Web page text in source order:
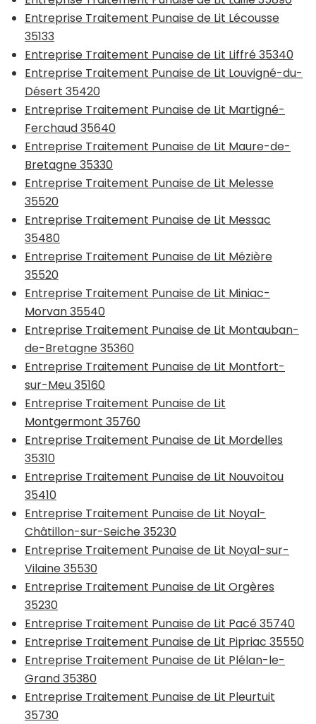
Entreprise Traitement Punaise de Lit Lécousse
35133
Entreprise Traitement Punaise de Lit Liffré 35340
Entreprise Traitement Punaise de Lit Louvigné-du-
Désert 35420
Entreprise Traitement Punaise de Lit Martigné-
Ferchaud 35640
Entreprise Traitement Punaise de Lit Maure-de-
Bretagne 35330
Entreprise Traitement Punaise de Lit Melesse
35520
Entreprise Traitement Punaise de Lit Messac
35480
Entreprise Traitement Punaise de Lit Mézière
35520
Entreprise Traitement Punaise de Lit Miniac-
Morvan 35540
Entreprise Traitement Punaise de Lit Montauban-
de-Bretagne 35360
Entreprise Traitement Punaise de Lit Montfort-
sur-Meu 35160
Entreprise Traitement Punaise de Lit
Montgermont 35760
Entreprise Traitement Punaise de Lit Mordelles
35310
Entreprise Traitement Punaise de Lit Nouvoitou
35410
Entreprise Traitement Punaise de Lit Noyal-
Châtillon-sur-Seiche 35230
Entreprise Traitement Punaise de Lit Noyal-sur-
Vilaine 35530
Entreprise Traitement Punaise de Lit Orgères
35230
Entreprise Traitement Punaise de Lit Pacé 35740
Entreprise Traitement Punaise de Lit Pipriac 35550
Entreprise Traitement Punaise de Lit Plélan-le-
Grand 35380
Entreprise Traitement Punaise de Lit Pleurtuit
35730